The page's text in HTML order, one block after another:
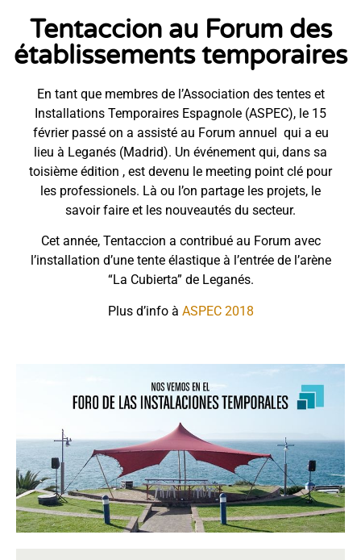
Tentaccion au Forum des
établissements temporaires
En tant que membres de l’Association des tentes et
Installations Temporaires Espagnole (ASPEC), le 15
février passé on a assisté au Forum annuel qui a eu
lieu à Leganés (Madrid). Un événement qui, dans sa
toisième édition , est devenu le meeting point clé pour
les professionels. Là ou l’on partage les projets, le
savoir faire et les nouveautés du secteur.
Cet année, Tentaccion a contribué au Forum avec
l’installation d’une tente élastique à l’entrée de l’arène
“La Cubierta” de Leganés.
Plus d’info à ASPEC 2018